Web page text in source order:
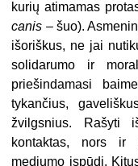
kurių atimamas
canis – šuo).
išoriškus, ne jai
solidarumo ir
priešindamasi
tykančius,
žvilgsnius. Rašyti
kontaktas, nors ir
mediumo įspūdį.